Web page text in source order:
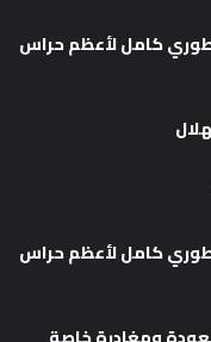
أسطوري كامل لأعظم حراس
أسطوري كامل لأعظم حراس